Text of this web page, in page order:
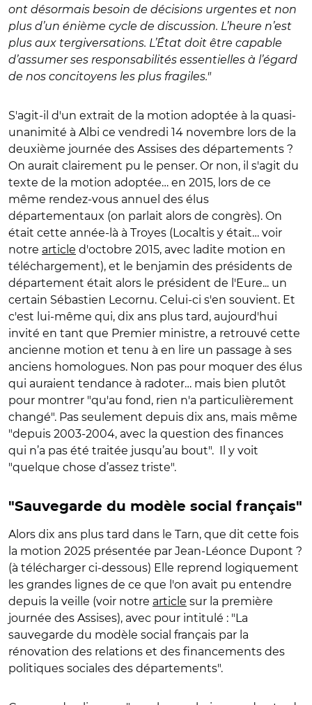
ont désormais besoin de décisions urgentes et non
plus d’un énième cycle de discussion. L’heure n’est
plus aux tergiversations. L’État doit être capable
d’assumer ses responsabilités essentielles à l’égard
de nos concitoyens les plus fragiles."
S'agit-il d'un extrait de la motion adoptée à la quasi-
unanimité à Albi ce vendredi 14 novembre lors de la
deuxième journée des Assises des départements ?
On aurait clairement pu le penser. Or non, il s'agit du
texte de la motion adoptée… en 2015, lors de ce
même rendez-vous annuel des élus
départementaux (on parlait alors de congrès). On
était cette année-là à Troyes (Localtis y était… voir
notre article d'octobre 2015, avec ladite motion en
téléchargement), et le benjamin des présidents de
département était alors le président de l'Eure... un
certain Sébastien Lecornu. Celui-ci s'en souvient. Et
c'est lui-même qui, dix ans plus tard, aujourd'hui
invité en tant que Premier ministre, a retrouvé cette
ancienne motion et tenu à en lire un passage à ses
anciens homologues. Non pas pour moquer des élus
qui auraient tendance à radoter… mais bien plutôt
pour montrer "qu'au fond, rien n'a particulièrement
changé". Pas seulement depuis dix ans, mais même
"depuis 2003-2004, avec la question des finances
qui n’a pas été traitée jusqu’au bout". Il y voit
"quelque chose d’assez triste".
"Sauvegarde du modèle social français"
Alors dix ans plus tard dans le Tarn, que dit cette fois
la motion 2025 présentée par Jean-Léonce Dupont ?
(à télécharger ci-dessous) Elle reprend logiquement
les grandes lignes de ce que l'on avait pu entendre
depuis la veille (voir notre article sur la première
journée des Assises), avec pour intitulé : "La
sauvegarde du modèle social français par la
rénovation des relations et des financements des
politiques sociales des départements".